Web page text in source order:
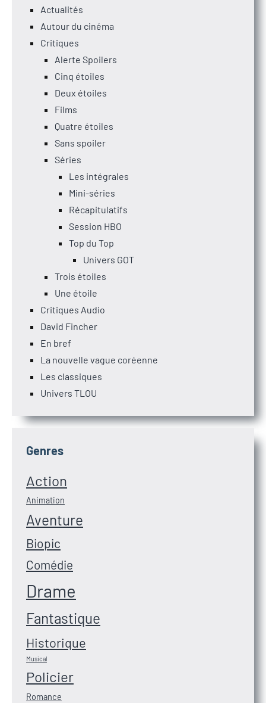
Actualités
Autour du cinéma
Critiques
Alerte Spoilers
Cinq étoiles
Deux étoiles
Films
Quatre étoiles
Sans spoiler
Séries
Les intégrales
Mini-séries
Récapitulatifs
Session HBO
Top du Top
Univers GOT
Trois étoiles
Une étoile
Critiques Audio
David Fincher
En bref
La nouvelle vague coréenne
Les classiques
Univers TLOU
Genres
Action
Animation
Aventure
Biopic
Comédie
Drame
Fantastique
Historique
Musical
Policier
Romance